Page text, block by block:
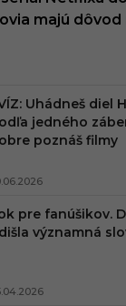
majú
Uhádneš diel
jedného
poznáš filmy
pre fanúšikov.
významná